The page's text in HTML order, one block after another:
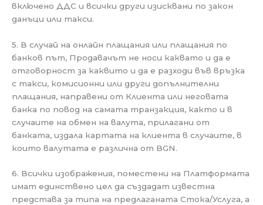
включено ДДС и всички други изисквани по закон
данъци или такси.
5. В случай на онлайн плащания или плащания по
банков път, Продавачът не носи каквато и да е
отговорност за каквито и да е разходи във връзка
с такси, комисионни или други допълнителни
плащания, направени от Клиента или неговата
банка по повод на самата транзакция, както и в
случаите на обмен на валута, прилагани от
банката, издала картата на клиента в случаите, в
които валутата е различна от BGN.
6. Всички изображения, поместени на Платформата
имат единствено цел да създадат известна
представа за типа на предлаганата Стока/Услуга, а